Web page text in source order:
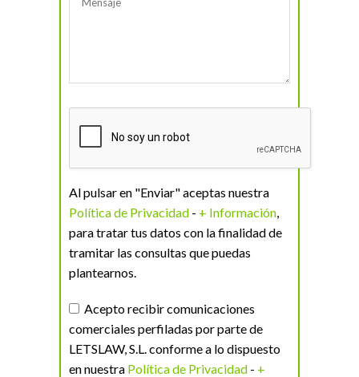
Al pulsar en "Enviar" aceptas nuestra
Política de Privacidad - + Información,
para tratar tus datos con la finalidad de
tramitar las consultas que puedas
plantearnos.
Acepto recibir comunicaciones
comerciales perfiladas por parte de
LETSLAW, S.L. conforme a lo dispuesto
en nuestra Política de Privacidad - +